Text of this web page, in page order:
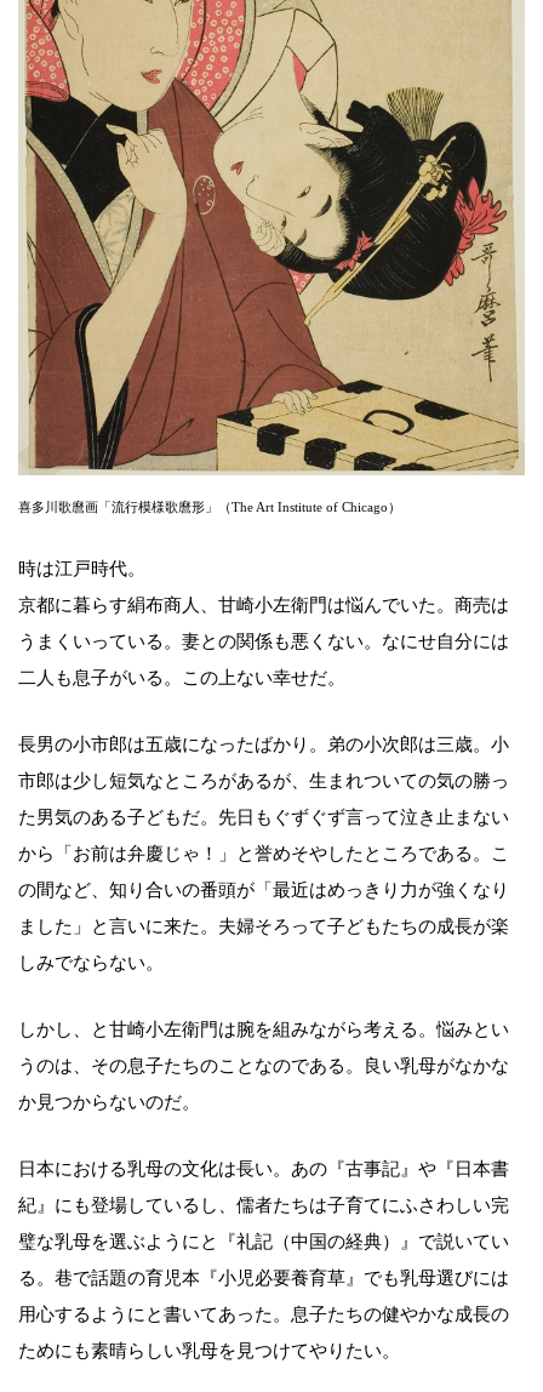
喜多川歌麿画「流行模様歌麿形」（The Art Institute of Chicago）
時は江戸時代。
京都に暮らす絹布商人、甘崎小左衛門は悩んでいた。商売は
うまくいっている。妻との関係も悪くない。なにせ自分には
二人も息子がいる。この上ない幸せだ。
長男の小市郎は五歳になったばかり。弟の小次郎は三歳。小
市郎は少し短気なところがあるが、生まれついての気の勝っ
た男気のある子どもだ。先日もぐずぐず言って泣き止まない
から「お前は弁慶じゃ！」と誉めそやしたところである。こ
の間など、知り合いの番頭が「最近はめっきり力が強くなり
ました」と言いに来た。夫婦そろって子どもたちの成長が楽
しみでならない。
しかし、と甘崎小左衛門は腕を組みながら考える。悩みとい
うのは、その息子たちのことなのである。良い乳母がなかな
か見つからないのだ。
日本における乳母の文化は長い。あの『古事記』や『日本書
紀』にも登場しているし、儒者たちは子育てにふさわしい完
璧な乳母を選ぶようにと『礼記（中国の経典）』で説いてい
る。巷で話題の育児本『小児必要養育草』でも乳母選びには
用心するようにと書いてあった。息子たちの健やかな成長の
ためにも素晴らしい乳母を見つけてやりたい。